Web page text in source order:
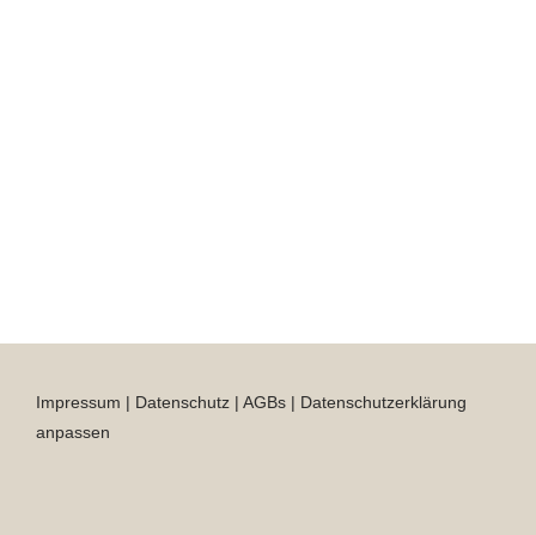
Impressum | Datenschutz | AGBs | Datenschutzerklärung
anpassen